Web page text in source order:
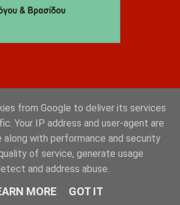
from Google to deliver its services
Your IP address and user-agent are
along with performance and security
of service, generate usage
and address abuse.
MORE GOT IT